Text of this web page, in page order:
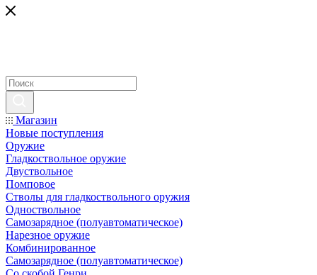
Магазин
Новые поступления
Оружие
Гладкоствольное оружие
Двуствольное
Помповое
Стволы для гладкоствольного оружия
Одноствольное
Самозарядное (полуавтоматическое)
Нарезное оружие
Комбинированное
Самозарядное (полуавтоматическое)